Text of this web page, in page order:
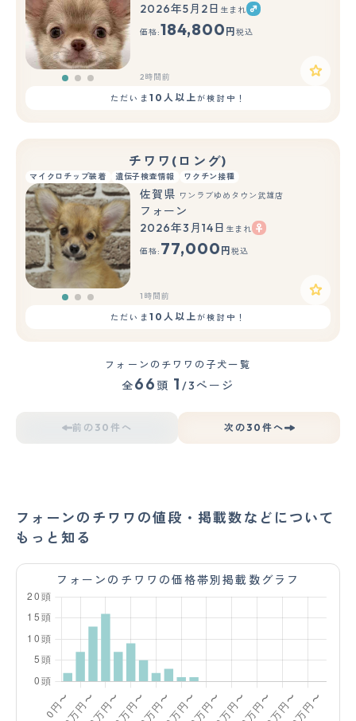
もっと見る
2026年5月2日 生まれ
価格:184,800 円 税込
2時間前
ただいま 10人以上が検討中！
チワワ(ロング)
マイクロチップ装着 遺伝子検査情報 ワクチン接種
もっと見る
佐賀県 ワンラブゆめタウン武雄店
フォーン
2026年3月14日 生まれ
価格: 77,000 円 税込
1時間前
ただいま 10人以上が検討中！
フォーンのチワワの子犬一覧
全66 頭 1 /3ページ
前の30件へ 次の30件へ
フォーンのチワワの値段・掲載数などについて
もっと知る
フォーンのチワワの価格帯別掲載数グラフ